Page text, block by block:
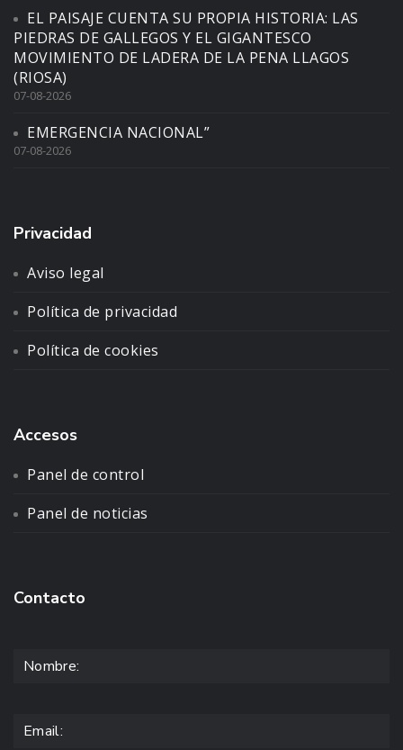
EL PAISAJE CUENTA SU PROPIA HISTORIA: LAS
PIEDRAS DE GALLEGOS Y EL GIGANTESCO
MOVIMIENTO DE LADERA DE LA PENA LLAGOS
(RIOSA)
07-08-2026
EMERGENCIA NACIONAL”
07-08-2026
Privacidad
Aviso legal
Política de privacidad
Política de cookies
Accesos
Panel de control
Panel de noticias
Contacto